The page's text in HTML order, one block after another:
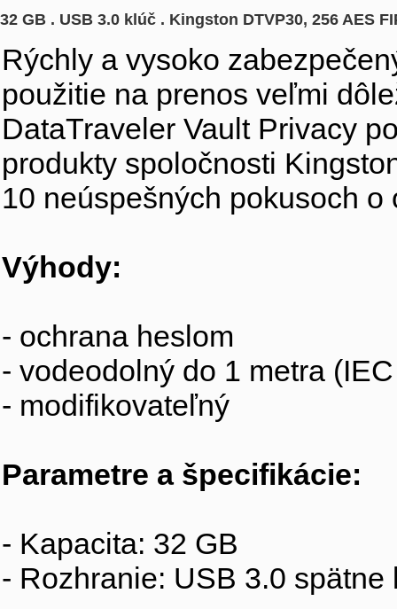
32 GB . USB 3.0 klúč . Kingston DTVP30, 256 AES
Rýchly a vysoko
použitie na prenos veľmi
DataTraveler Vault Privacy
produkty spoločnosti
10 neúspešných pokusoch
Výhody:
- ochrana heslom
- vodeodolný do 1 metra
- modifikovateľný
Parametre a špecifikácie:
- Kapacita: 32 GB
- Rozhranie: USB 3.0